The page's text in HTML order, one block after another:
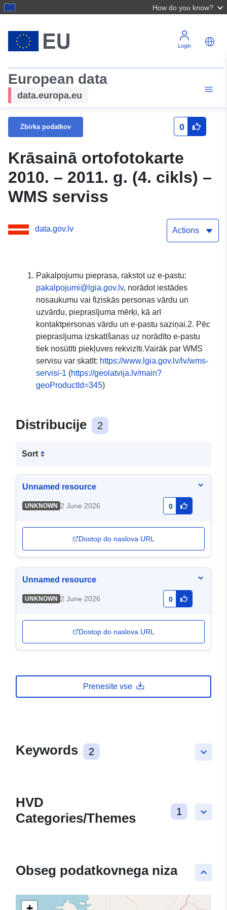
How do you know?
Login
European data
data.europa.eu
Zbirka podatkov 0
Krāsainā ortofotokarte
2010. – 2011. g. (4. cikls) –
WMS serviss
data.gov.lv Actions
Pakalpojumu pieprasa, rakstot uz e-pastu:
pakalpojumi@lgia.gov.lv, norādot iestādes
nosaukumu vai fiziskās personas vārdu un
uzvārdu, pieprasījuma mērķi, kā arī
kontaktpersonas vārdu un e-pastu saziņai.2. Pēc
pieprasījuma izskatīšanas uz norādīto e-pastu
tiek nosūtīti piekļuves rekvizīti.Vairāk par WMS
servisu var skatīt: https://www.lgia.gov.lv/lv/wms-
servisi-1 (https://geolatvija.lv/main?
geoProductId=345)
Distribucije 2
Sort
Unnamed resource
UNKNOWN 2 June 2026 0
Dostop do naslova URL
Unnamed resource
UNKNOWN 2 June 2026 0
Dostop do naslova URL
Prenesite vse
keyboard_arrow_down
Keywords 2
keyboard_arrow_down
HVD
Categories/Themes
1
keyboard_arrow_up
Obseg podatkovnega niza